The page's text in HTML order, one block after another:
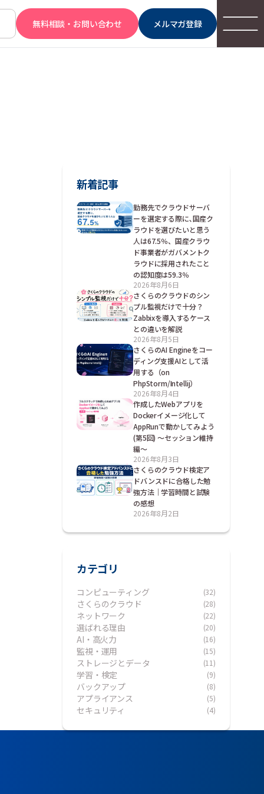
無料相談・お問い合わせ メルマガ登録
新着記事
勤務先でクラウドサーバ
ーを選定する際に､国産ク
ラウドを選びたいと思う
人は67.5％、国産クラウ
ド事業者がガバメントク
ラウドに採用されたこと
の認知度は59.3％
2026年8月6日
さくらのクラウドのシン
プル監視だけで十分？
Zabbixを導入するケース
との違いを解説
2026年8月5日
さくらのAI Engineをコー
ディング支援AIとして活
用する（on
PhpStorm/Intellij）
2026年8月4日
作成したWebアプリを
Dockerイメージ化して
AppRunで動かしてみよう
(第5回) ～セッション維持
編～
2026年8月3日
さくらのクラウド検定ア
ドバンスドに合格した勉
強方法｜学習時間と試験
の感想
2026年8月2日
カテゴリ
コンピューティング (32)
さくらのクラウド (28)
ネットワーク (22)
選ばれる理由 (20)
AI・高火力 (16)
監視・運用 (15)
ストレージとデータ (11)
学習・検定 (9)
バックアップ (8)
アプライアンス (5)
セキュリティ (4)